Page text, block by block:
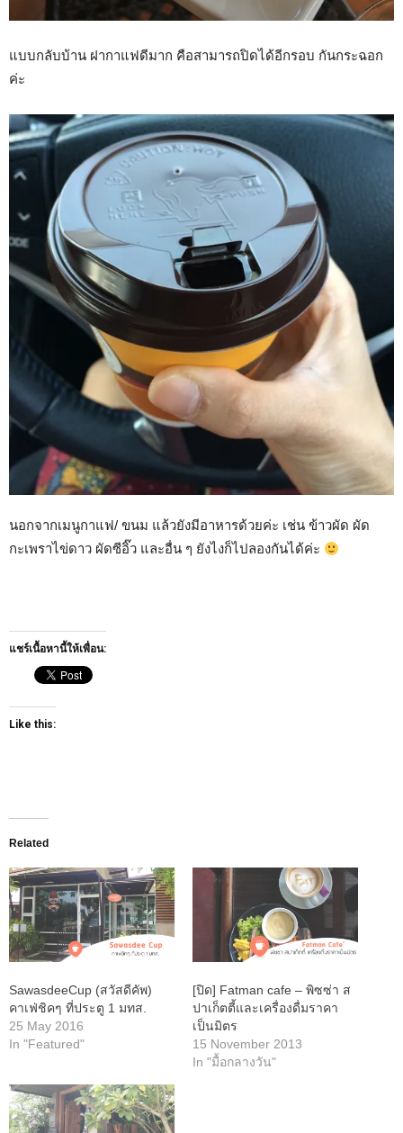
แบบกลับบ้าน ฝากาแฟดีมาก คือสามารถปิดได้อีกรอบ กันกระฉอก
ค่ะ
นอกจากเมนูกาแฟ/ ขนม แล้วยังมีอาหารด้วยค่ะ เช่น ข้าวผัด ผัด
กะเพราไข่ดาว ผัดซีอิ๊ว และอื่น ๆ ยังไงก็ไปลองกันได้ค่ะ
แชร์เนื้อหานี้ให้เพื่อน:
Like this:
Related
SawasdeeCup (สวัสดีคัพ)
คาเฟ่ชิคๆ ที่ประตู 1 มทส.
25 May 2016
In "Featured"
[ปิด] Fatman cafe – พิซซ่า ส
ปาเก็ตตี้และเครื่องดื่มราคา
เป็นมิตร
15 November 2013
In "มื้อกลางวัน"